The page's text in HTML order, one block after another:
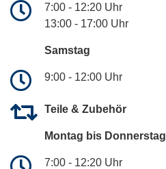
7:00 - 12:20 Uhr
13:00 - 17:00 Uhr
Samstag
9:00 - 12:00 Uhr
Teile & Zubehör
Montag bis Donnerstag
7:00 - 12:20 Uhr